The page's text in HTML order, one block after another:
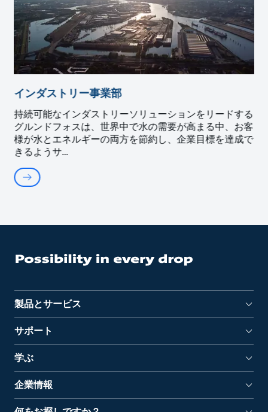
インダストリー事業部
持続可能なインダストリーソリューションをリードする
グルンドフォスは、世界中で水の需要が高まる中、お客
様が水とエネルギーの両方を節約し、企業目標を達成で
きるようサ
製品とサービス
サポート
学ぶ
企業情報